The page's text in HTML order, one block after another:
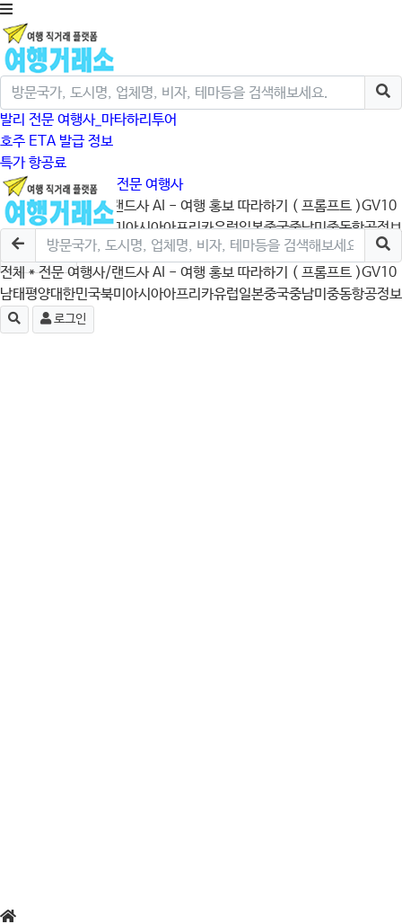
발리 전문 여행사_마타하리투어
호주 ETA 발급 정보
특가 항공료
크루즈/미국/캐나다 전문 여행사
전체 * 전문 여행사/랜드사AI - 여행 홍보 따라하기 ( 프롬프트 )GV10
남태평양대한민국북미아시아아프리카유럽일본중국중남미중동항공정보
로그인
전체 * 전문 여행사/랜드사AI - 여행 홍보 따라하기 ( 프롬프트 )GV10
남태평양대한민국북미 아시아아프리카유럽일본중국중남미 중동항공정보
로그인